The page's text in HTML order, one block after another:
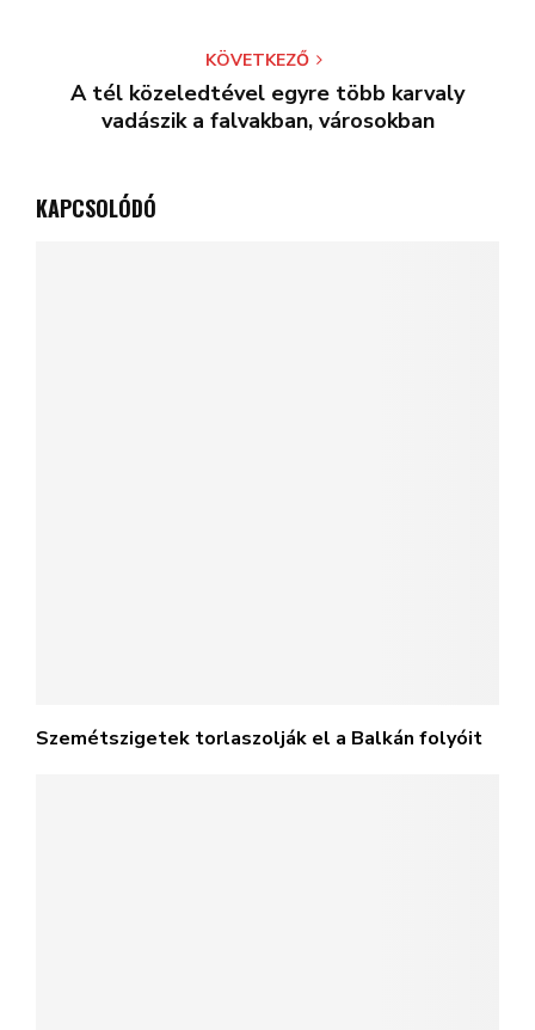
KÖVETKEZŐ
A tél közeledtével egyre több karvaly
vadászik a falvakban, városokban
KAPCSOLÓDÓ
Szemétszigetek torlaszolják el a Balkán folyóit